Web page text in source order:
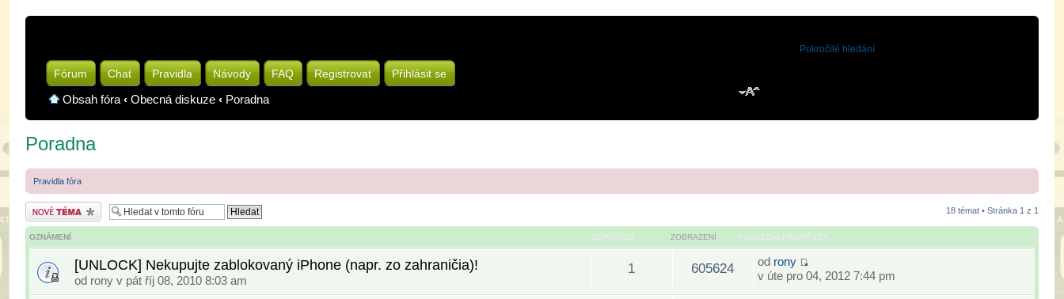
Fórum Chat Pravidla Návody FAQ Registrovat Přihlásit se
Obsah fóra ‹ Obecná diskuze ‹ Poradna
Pokročilé hledání
Poradna
Pravidla fóra
Odeslat nové téma 18 témat • Stránka 1 z 1
OZNÁMENÍ ODPOVĚDI ZOBRAZENÍ POSLEDNÍ PŘÍSPĚVEK
[UNLOCK] Nekupujte zablokovaný iPhone (napr. zo zahraničia)!
od rony v pát říj 08, 2010 8:03 am
1 605624 od rony
v úte pro 04, 2012 7:44 pm